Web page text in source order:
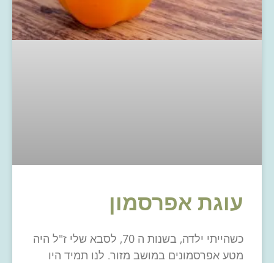
עוגת אפרסמון
כשהייתי ילדה, בשנות ה 70, לסבא שלי ז"ל היה
מטע אפרסמונים במושב מזור. לנו תמיד היו